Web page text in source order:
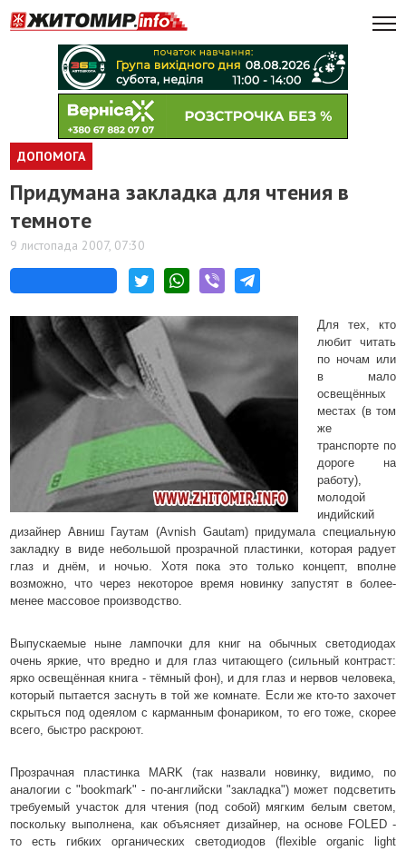
ДОПОМОГА
Придумана закладка для чтения в
темноте
9 листопада 2007, 07:30
Для тех, кто
любит читать
по ночам или
в мало
освещённых
местах (в том
же
транспорте по
дороге на
работу),
молодой
индийский
дизайнер Авниш Гаутам (Avnish Gautam) придумала специальную
закладку в виде небольшой прозрачной пластинки, которая радует
глаз и днём, и ночью. Хотя пока это только концепт, вполне
возможно, что через некоторое время новинку запустят в более-
менее массовое производство.
Выпускаемые ныне лампочки для книг на обычных светодиодах
очень яркие, что вредно и для глаз читающего (сильный контраст:
ярко освещённая книга - тёмный фон), и для глаз и нервов человека,
который пытается заснуть в той же комнате. Если же кто-то захочет
скрыться под одеялом с карманным фонариком, то его тоже, скорее
всего, быстро раскроют.
Прозрачная пластинка MARK (так назвали новинку, видимо, по
аналогии с "bookmark" - по-английски "закладка") может подсветить
требуемый участок для чтения (под собой) мягким белым светом,
поскольку выполнена, как объясняет дизайнер, на основе FOLED -
то есть гибких органических светодиодов (flexible organic light